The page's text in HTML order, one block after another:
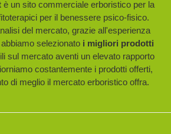
è un sito commerciale erboristico per la
per il benessere psico-fisico.
del mercato, grazie all'esperienza
selezionato i migliori prodotti
sul mercato aventi un elevato rapporto
costantemente i prodotti offerti,
di meglio il mercato erboristico offra.